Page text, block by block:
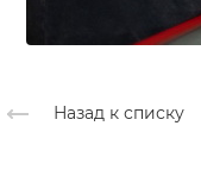
Назад к списку